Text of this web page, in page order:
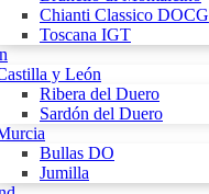
Chianti Classico DOCG
Toscana IGT
y León
Ribera del Duero
Sardón del Duero
Bullas DO
Jumilla